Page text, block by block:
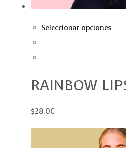
Seleccionar opciones
RAINBOW
$28.00